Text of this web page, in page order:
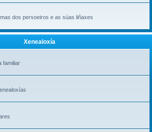
dos persoeiros e as súas liñaxes
Xenealoxía
familiar